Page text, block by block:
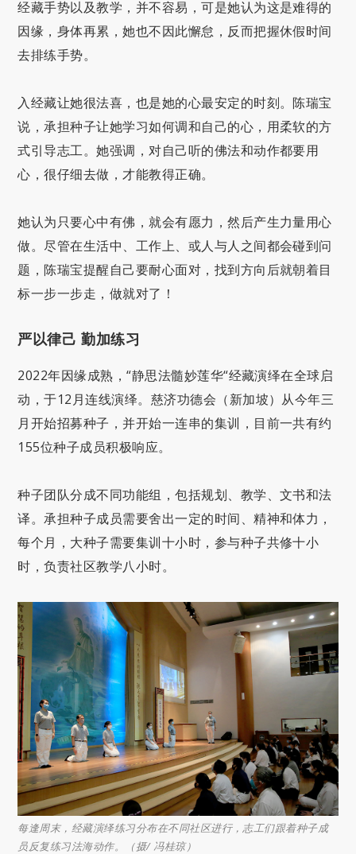
经藏手势以及教学，并不容易，可是她认为这是难得的
因缘，身体再累，她也不因此懈怠，反而把握休假时间
去排练手势。
入经藏让她很法喜，也是她的心最安定的时刻。陈瑞宝
说，承担种子让她学习如何调和自己的心，用柔软的方
式引导志工。她强调，对自己听的佛法和动作都要用
心，很仔细去做，才能教得正确。
她认为只要心中有佛，就会有愿力，然后产生力量用心
做。尽管在生活中、工作上、或人与人之间都会碰到问
题，陈瑞宝提醒自己要耐心面对，找到方向后就朝着目
标一步一步走，做就对了！
严以律己 勤加练习
2022年因缘成熟，“静思法髓妙莲华“经藏演绎在全球启
动，于12月连线演绎。慈济功德会（新加坡）从今年三
月开始招募种子，并开始一连串的集训，目前一共有约
155位种子成员积极响应。
种子团队分成不同功能组，包括规划、教学、文书和法
译。承担种子成员需要舍出一定的时间、精神和体力，
每个月，大种子需要集训十小时，参与种子共修十小
时，负责社区教学八小时。
每逢周末，经藏演绎练习分布在不同社区进行，志工们跟着种子成
员反复练习法海动作。（摄/ 冯桂琼）